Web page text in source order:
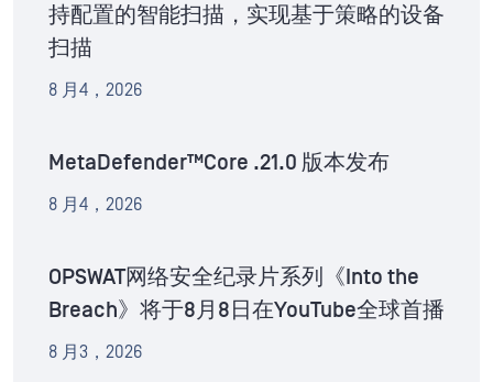
持配置的智能扫描，实现基于策略的设备
扫描
8 月4，2026
MetaDefender™Core .21.0 版本发布
8 月4，2026
OPSWAT网络安全纪录片系列《Into the
Breach》将于8月8日在YouTube全球首播
8 月3，2026